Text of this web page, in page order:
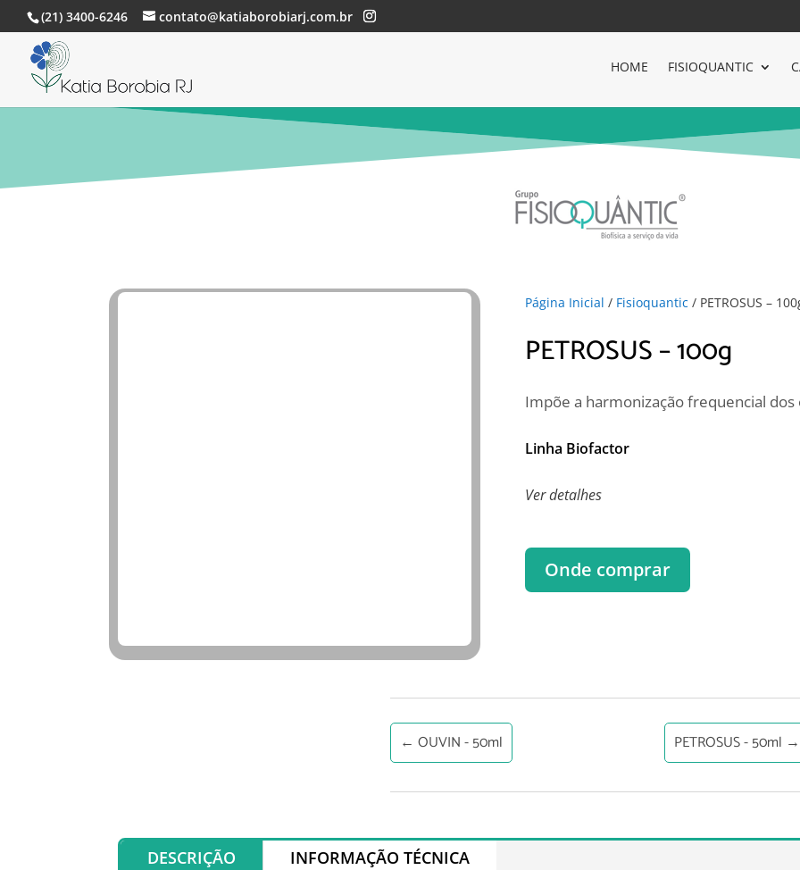
(21) 3400-6246 contato@katiaborobiarj.com.br
HOME FISIOQUANTIC
Página Inicial / Fisioquantic / PETROSUS –
PETROSUS – 100g
Impõe a harmonização frequencial
Linha Biofactor
Ver detalhes
Onde comprar
← OUVIN - 50ml PETROSUS - 50ml →
DESCRIÇÃO INFORMAÇÃO TÉCNICA